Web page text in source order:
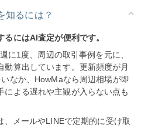
知るには？
るにはAI査定が便利です。
に1度、周辺の取引事例を元に、
動算出しています。更新頻度が月
なか、HowMaなら周辺相場が即
による遅れや主観が入らない点も
、メールやLINEで定期的に受け取